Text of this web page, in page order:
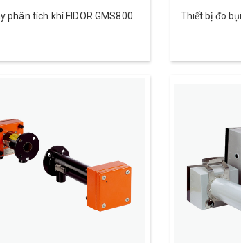
phân tích khí FIDOR GMS800 Thiết bị đo